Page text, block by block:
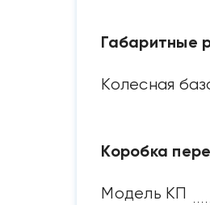
Габаритные
Колесная
Коробка
Модель КП